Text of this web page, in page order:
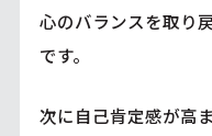
心のバランスを取り
です。
次に自己肯定感が高